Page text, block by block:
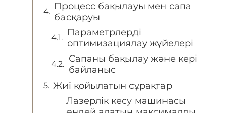
Процесс бақылауы мен сапа
басқаруы
Параметрлерді
оптимизациялау жүйелері
Сапаны бақылау және кері
байланыс
Жиі қойылатын сұрақтар
Лазерлік кесу машинасы